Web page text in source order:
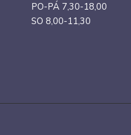
PO-PÁ 7,30-18,00
SO 8,00-11,30